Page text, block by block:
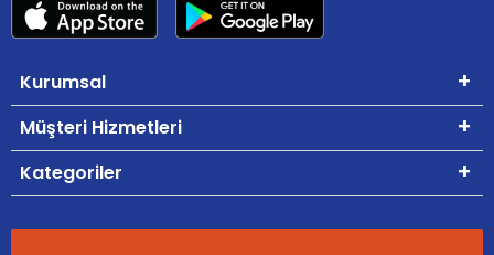
Kurumsal
Müşteri Hizmetleri
Kategoriler